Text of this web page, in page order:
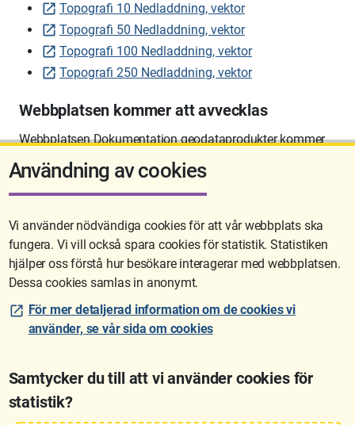
Topografi 10 Nedladdning, vektor
Topografi 50 Nedladdning, vektor
Topografi 100 Nedladdning, vektor
Topografi 250 Nedladdning, vektor
Webbplatsen kommer att avvecklas
Webbplatsen Dokumentation geodataprodukter kommer
att avvecklas på sikt.
Sidan uppdaterades senast: 2026-06-10 12:58
Användning av cookies
Vi använder nödvändiga cookies för att vår webbplats ska
fungera. Vi vill också spara cookies för statistik. Statistiken
hjälper oss förstå hur besökare interagerar med webbplatsen.
Dessa cookies samlas in anonymt.
För mer detaljerad information om de cookies vi
använder, se vår sida om cookies
Samtycker du till att vi använder cookies för
statistik?
Lantmäteriet är den myndighet som kartlägger Sverige. Till våra